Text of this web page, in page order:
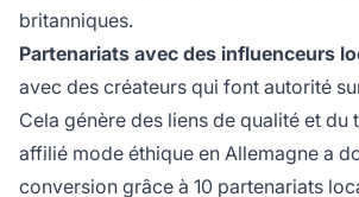
britanniques.
Partenariats avec des influenceurs
avec des créateurs qui font autorité
Cela génère des liens de qualité et du
affilié mode éthique en Allemagne a
conversion grâce à 10 partenariats